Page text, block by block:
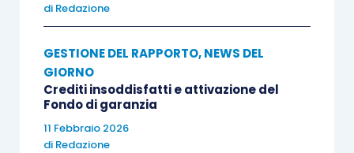
di Redazione
GESTIONE DEL RAPPORTO,NEWS DEL
GIORNO
Crediti insoddisfatti e attivazione del
Fondo di garanzia
11 Febbraio 2026
di Redazione